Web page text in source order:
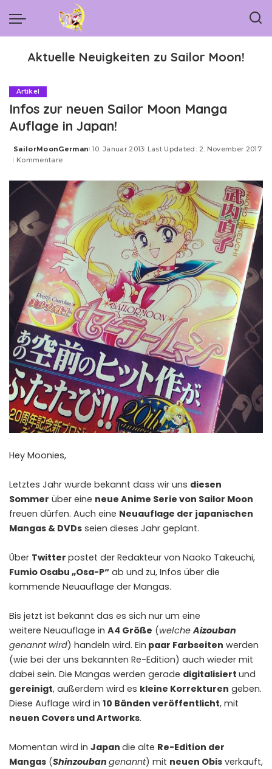
Aktuelle Neuigkeiten zu Sailor Moon!
Artikel
Infos zur neuen Sailor Moon Manga
Auflage in Japan!
Posted
by
SailorMoonGerman 10. Januar 2013 Last Updated: 2. November 2017
Kommentare
Hey Moonies,
Letztes Jahr wurde bekannt dass wir uns diesen
Sommer über eine neue Anime Serie von Sailor Moon
freuen dürfen. Auch eine Neuauflage der japanischen
Mangas & DVDs seien dieses Jahr geplant.
Über Twitter postet der Redakteur von Naoko Takeuchi,
Fumio Osabu „Osa-P“ ab und zu, Infos über die
kommende Neuauflage der Mangas.
Bis jetzt ist bekannt das es sich nur um eine
weitere Neuauflage in A4 Größe (welcheAizouban
genannt wird) handeln wird. Ein paar Farbseiten werden
(wie bei der uns bekannten Re-Edition) auch wieder mit
dabei sein. Die Mangas werden gerade digitalisiert und
gereinigt, außerdem wird es kleine Korrekturen geben.
Diese Auflage wird in 10 Bänden veröffentlicht, mit
neuen Covers und Artworks.
Momentan wird in Japan die alte Re-Edition der
Mangas (Shinzouban genannt) mit neuen Obis verkauft,